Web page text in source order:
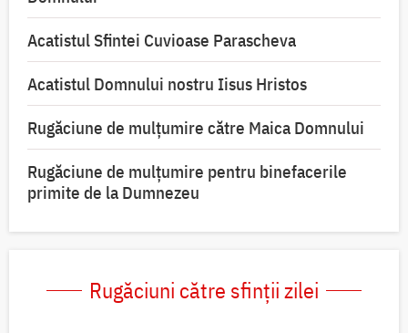
Acatistul Sfintei Cuvioase Parascheva
Acatistul Domnului nostru Iisus Hristos
Rugăciune de mulţumire către Maica Domnului
Rugăciune de mulțumire pentru binefacerile
primite de la Dumnezeu
Rugăciuni către sfinții zilei